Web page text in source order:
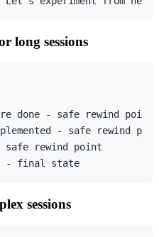
long sessions
done - safe rewind point
- safe rewind
safe rewind point
sessions